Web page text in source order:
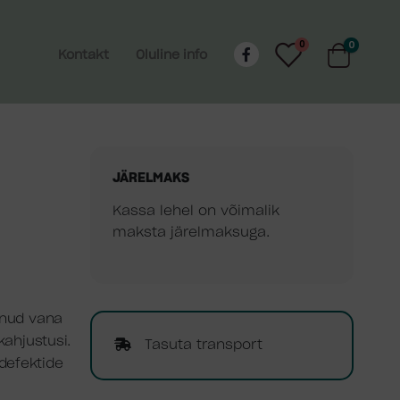
Kontakt Oluline info
0 0
vana
JÄRELMAKS
Kassa lehel on võimalik
maksta järelmaksuga.
Tasuta transport